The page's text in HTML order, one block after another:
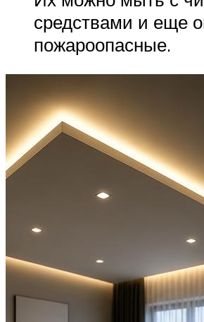
средствами и еще
пожароопасные.